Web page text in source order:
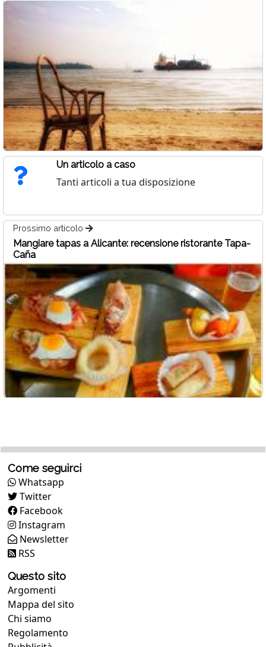
Un articolo a caso
Tanti articoli a tua disposizione
Prossimo articolo
Mangiare tapas a Alicante: recensione ristorante Tapa-
Caña
Come seguirci
Whatsapp
Twitter
Facebook
Instagram
Newsletter
RSS
Questo sito
Argomenti
Mappa del sito
Chi siamo
Regolamento